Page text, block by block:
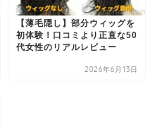
【薄毛隠し】部分ウィッグを
初体験！口コミより正直な50
代女性のリアルレビュー
2026年6月13日